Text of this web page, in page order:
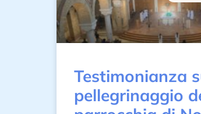
Testimonianza
pellegrinaggio